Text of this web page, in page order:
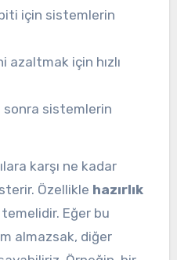
için sistemlerin
azaltmak için hızlı
sonra sistemlerin
karşı ne kadar
Özellikle hazırlık
Eğer bu
almazsak, diğer